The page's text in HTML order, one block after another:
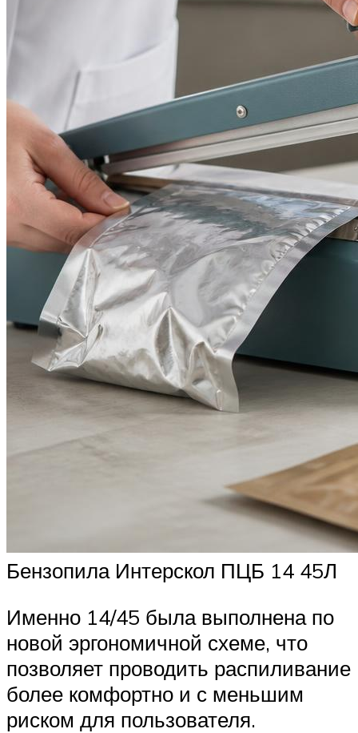
Бензопила Интерскол ПЦБ 14 45Л
Именно 14/45 была выполнена по
новой эргономичной схеме, что
позволяет проводить распиливание
более комфортно и с меньшим
риском для пользователя.